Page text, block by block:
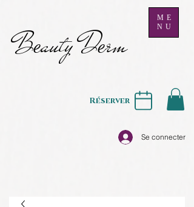
Beauty Derm
ME
NU
Se connecter
Réserver